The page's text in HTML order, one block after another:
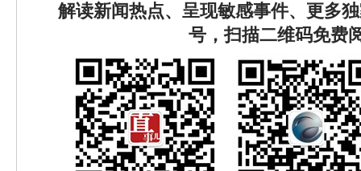
解读新闻热点、呈现敏感事件、更多
号，扫描二维码免费